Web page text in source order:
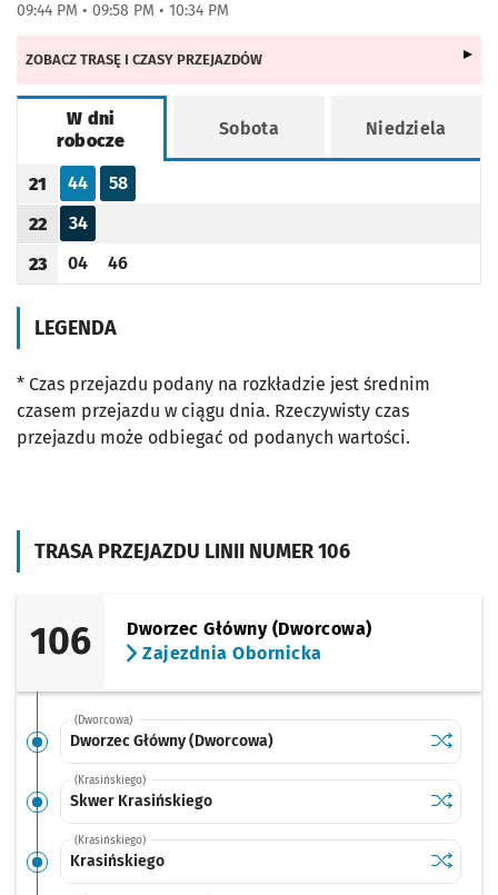
TRASA PRZEJAZDU LINII NUMER 106
106
Dworzec Główny (Dworcowa)
Zajezdnia Obornicka
(Dworcowa)
Dworzec Główny (Dworcowa) Sprawdź
Dworzec
(Krasińskiego)
Skwer Krasińskiego Sprawdź
Skwer
(Krasińskiego)
Krasińskiego Sprawdź
09:44 PM • 09:58 PM • 10:34 PM
ZOBACZ TRASĘ I CZASY PRZEJAZDÓW
W dni
robocze
Sobota Niedziela
Rozkład jazdy -
Godzina odjazdu
21
Odjazd
44
minut po godzinie 21
Odjazd
58
minut po godzinie 21
Godzina odjazdu
22
Odjazd
34
minut po godzinie 22
Godzina odjazdu
23
Odjazd
04
minut po godzinie 23
Odjazd
46
minut po godzinie 23
LEGENDA
* Czas przejazdu podany na rozkładzie jest średnim
czasem przejazdu w ciągu dnia. Rzeczywisty czas
przejazdu może odbiegać od podanych wartości.